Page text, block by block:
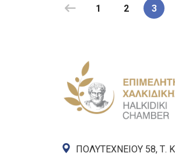
1 2 3
ΠΟΛΥΤΕΧΝΕΙΟΥ 58, Τ.